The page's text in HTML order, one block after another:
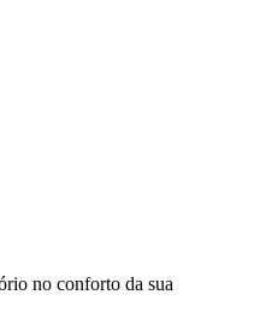
no conforto da sua